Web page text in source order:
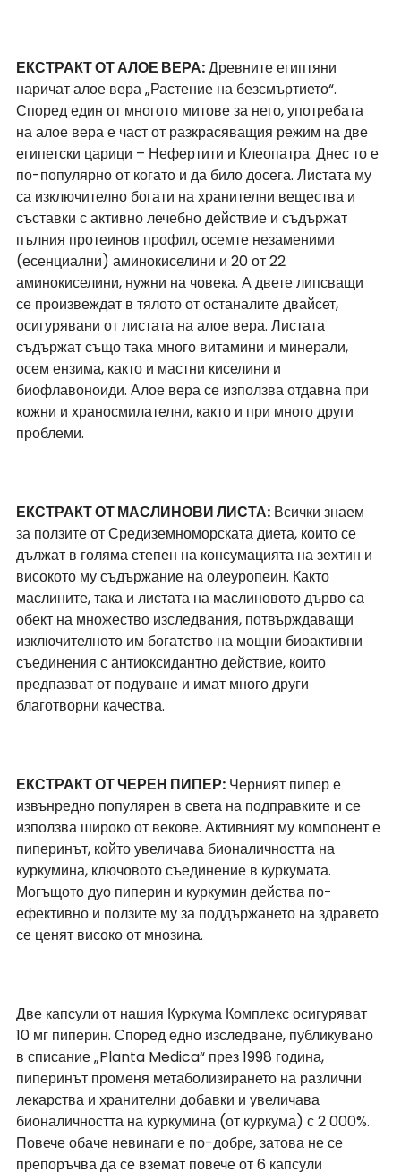
ЕКСТРАКТ ОТ АЛОЕ ВЕРА: Древните египтяни
наричат алое вера „Растение на безсмъртието“.
Според един от многото митове за него, употребата
на алое вера е част от разкрасяващия режим на две
египетски царици – Нефертити и Клеопатра. Днес то е
по-популярно от когато и да било досега. Листата му
са изключително богати на хранителни вещества и
съставки с активно лечебно действие и съдържат
пълния протеинов профил, осемте незаменими
(есенциални) аминокиселини и 20 от 22
аминокиселини, нужни на човека. А двете липсващи
се произвеждат в тялото от останалите двайсет,
осигурявани от листата на алое вера. Листата
съдържат също така много витамини и минерали,
осем ензима, както и мастни киселини и
биофлавоноиди. Алое вера се използва отдавна при
кожни и храносмилателни, както и при много други
проблеми.
ЕКСТРАКТ ОТ МАСЛИНОВИ ЛИСТА: Всички знаем
за ползите от Средиземноморската диета, които се
дължат в голяма степен на консумацията на зехтин и
високото му съдържание на олеуропеин. Както
маслините, така и листата на маслиновото дърво са
обект на множество изследвания, потвърждаващи
изключителното им богатство на мощни биоактивни
съединения с антиоксидантно действие, които
предпазват от подуване и имат много други
благотворни качества.
ЕКСТРАКТ ОТ ЧЕРЕН ПИПЕР: Черният пипер е
извънредно популярен в света на подправките и се
използва широко от векове. Активният му компонент е
пиперинът, който увеличава бионаличността на
куркумина, ключовото съединение в куркумата.
Могъщото дуо пиперин и куркумин действа по-
ефективно и ползите му за поддържането на здравето
се ценят високо от мнозина.
Две капсули от нашия Куркума Комплекс осигуряват
10 мг пиперин. Според едно изследване, публикувано
в списание „Planta Medica“ през 1998 година,
пиперинът променя метаболизирането на различни
лекарства и хранителни добавки и увеличава
бионаличността на куркумина (от куркума) с 2 000%.
Повече обаче невинаги е по-добре, затова не се
препоръчва да се вземат повече от 6 капсули